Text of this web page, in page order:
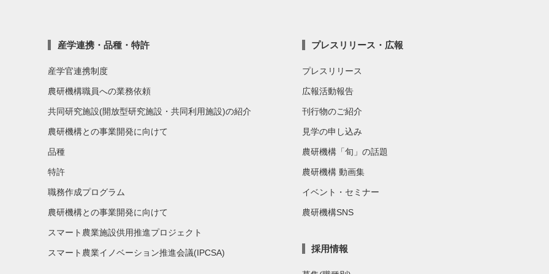
産学連携・品種・特許
産学官連携制度
農研機構職員への業務依頼
共同研究施設(開放型研究施設・共同利用施設)の紹介
農研機構との事業開発に向けて
品種
特許
職務作成プログラム
農研機構との事業開発に向けて
スマート農業施設供用推進プロジェクト
スマート農業イノベーション推進会議(IPCSA)
プレスリリース・広報
プレスリリース
広報活動報告
刊行物のご紹介
見学の申し込み
農研機構「旬」の話題
農研機構 動画集
イベント・セミナー
農研機構SNS
採用情報